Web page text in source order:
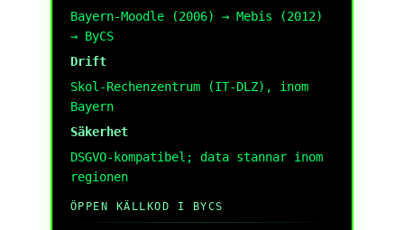
Bayern-Moodle (2006) → Mebis (2012)
→ ByCS
Drift
Skol-Rechenzentrum (IT-DLZ), inom
Bayern
Säkerhet
DSGVO-kompatibel; data stannar inom
regionen
ÖPPEN KÄLLKOD I BYCS